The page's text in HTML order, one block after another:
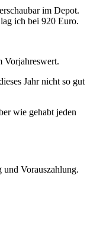
im Depot.
ich bei 920 Euro.
Vorjahreswert.
Jahr nicht so gut
wie gehabt jeden
Vorauszahlung.